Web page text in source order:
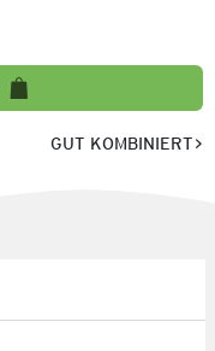
GUT KOMBINIERT